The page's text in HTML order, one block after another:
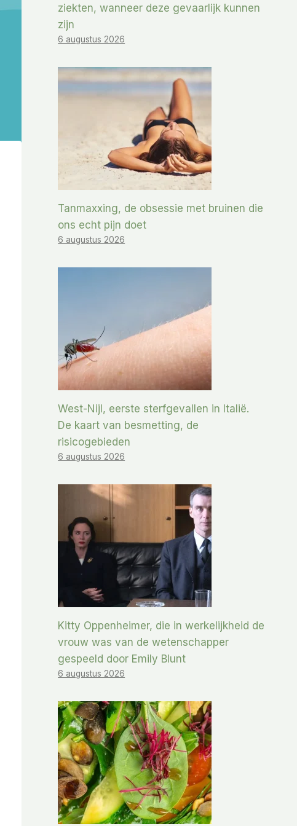
ziekten, wanneer deze gevaarlijk kunnen
zijn
6 augustus 2026
Tanmaxxing, de obsessie met bruinen die
ons echt pijn doet
6 augustus 2026
West-Nijl, eerste sterfgevallen in Italië.
De kaart van besmetting, de
risicogebieden
6 augustus 2026
Kitty Oppenheimer, die in werkelijkheid de
vrouw was van de wetenschapper
gespeeld door Emily Blunt
6 augustus 2026